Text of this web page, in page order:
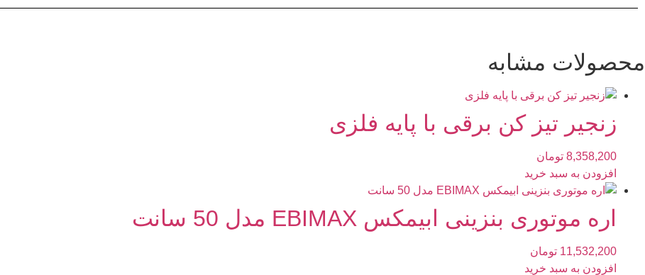
محصولات مشابه
زنجیر تیز کن برقی با پایه فلزی
8,358,200 تومان
افزودن به سبد خرید
اره موتوری بنزینی ابیمکس EBIMAX مدل 50 سانت
11,532,200 تومان
افزودن به سبد خرید